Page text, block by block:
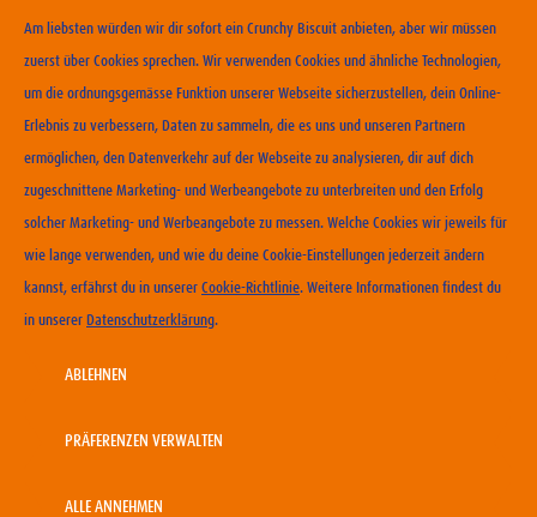
ERHÄLTLICHKEIT
KONTAKT
NUTZUNGSBEDINGUNGEN
DATENSCHUTZERKLÄRUNG
KARRIERE
Copyright 2026 Wander GmbH
Am liebsten würden wir dir sofort ein Crunchy Biscuit anbieten, aber wir müssen
zuerst über Cookies sprechen. Wir verwenden Cookies und ähnliche Technologien,
um die ordnungsgemässe Funktion unserer Webseite sicherzustellen, dein Online-
Erlebnis zu verbessern, Daten zu sammeln, die es uns und unseren Partnern
ermöglichen, den Datenverkehr auf der Webseite zu analysieren, dir auf dich
zugeschnittene Marketing- und Werbeangebote zu unterbreiten und den Erfolg
solcher Marketing- und Werbeangebote zu messen. Welche Cookies wir jeweils für
wie lange verwenden, und wie du deine Cookie-Einstellungen jederzeit ändern
kannst, erfährst du in unserer Cookie-Richtlinie. Weitere Informationen findest du
in unserer Datenschutzerklärung.
ABLEHNEN
PRÄFERENZEN VERWALTEN
ALLE ANNEHMEN